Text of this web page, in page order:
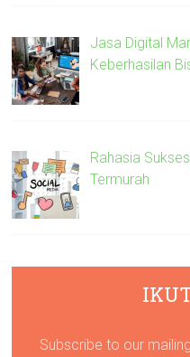
Jasa Digital
Keberhasilan
Rahasia
Termurah
Subscribe to our